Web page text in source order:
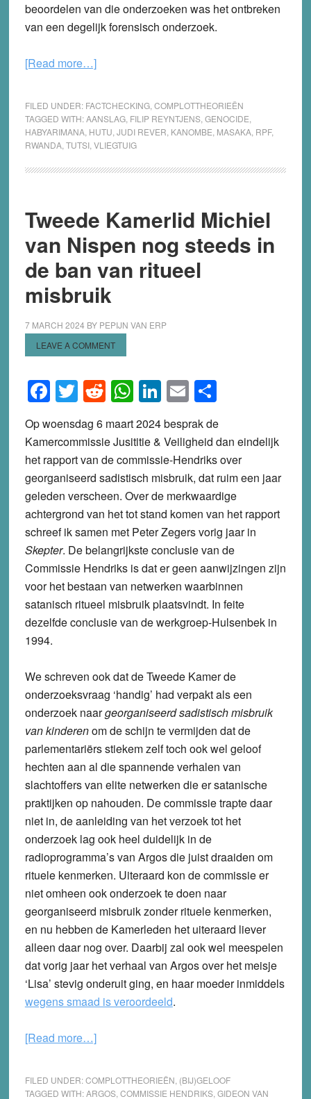
beoordelen van die onderzoeken was het ontbreken
van een degelijk forensisch onderzoek.
[Read more…]about
stak
dertig
jaar
geleden
in
het
kruitvat?
FILED UNDER: FACTCHECKING,COMPLOTTHEORIEËN
TAGGED WITH:AANSLAG, FILIP REYNTJENS,GENOCIDE,
HABYARIMANA, HUTU,JUDI REVER, KANOMBE, MASAKA, RPF,
RWANDA,TUTSI,VLIEGTUIG
Tweede Kamerlid Michiel
van Nispen nog steeds in
de ban van ritueel
misbruik
7 MARCH 2024 BY PEPIJN VAN ERP
LEAVE A COMMENT
Facebook
Twitter
Reddit
WhatsApp
LinkedIn
EmailShare
Op woensdag 6 maart 2024 besprak de
Kamercommissie Jusititie & Veiligheid dan eindelijk
het rapport van de commissie-Hendriks over
georganiseerd sadistisch misbruik, dat ruim een jaar
geleden verscheen. Over de merkwaardige
achtergrond van het tot stand komen van het rapport
schreef ik samen met Peter Zegers vorig jaar in
Skepter. De belangrijkste conclusie van de
Commissie Hendriks is dat er geen aanwijzingen zijn
voor het bestaan van netwerken waarbinnen
satanisch ritueel misbruik plaatsvindt. In feite
dezelfde conclusie van de werkgroep-Hulsenbek in
1994.
We schreven ook dat de Tweede Kamer de
onderzoeksvraag ‘handig’ had verpakt als een
onderzoek naargeorganiseerd sadistisch misbruik
van kinderenom de schijn te vermijden dat de
parlementariërs stiekem zelf toch ook wel geloof
hechten aan al die spannende verhalen van
slachtoffers van elite netwerken die er satanische
praktijken op nahouden. De commissie trapte daar
niet in, de aanleiding van het verzoek tot het
onderzoek lag ook heel duidelijk in de
radioprogramma’s van Argos die juist draaiden om
rituele kenmerken. Uiteraard kon de commissie er
niet omheen ook onderzoek te doen naar
georganiseerd misbruik zonder rituele kenmerken,
en nu hebben de Kamerleden het uiteraard liever
alleen daar nog over. Daarbij zal ook wel meespelen
dat vorig jaar het verhaal van Argos over het meisje
‘Lisa’ stevig onderuit ging, en haar moeder inmiddels
wegens smaad is veroordeeld.
[Read more…]about
Michiel
FILED UNDER:COMPLOTTHEORIEËN (BIJ)GELOOF
TAGGED WITH:ARGOS, COMMISSIE HENDRIKS, GIDEON VAN